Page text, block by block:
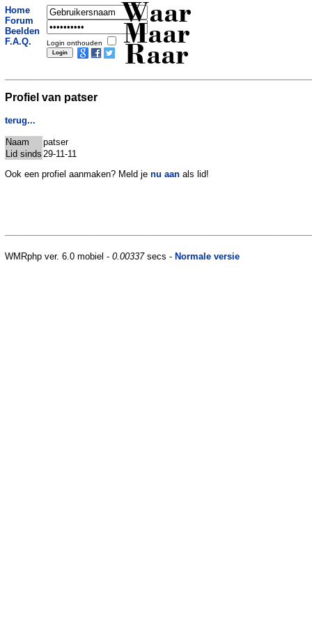
Home
Forum
Beelden
F.A.Q.
Login onthouden
Waar
Maar
Raar
Profiel van patser
terug...
Naam
patser
Lid sinds 29-11-11
Ook een profiel aanmaken? Meld je nu aan als lid!
WMRphp ver. 6.0 mobiel - 0.00337secs - Normale versie